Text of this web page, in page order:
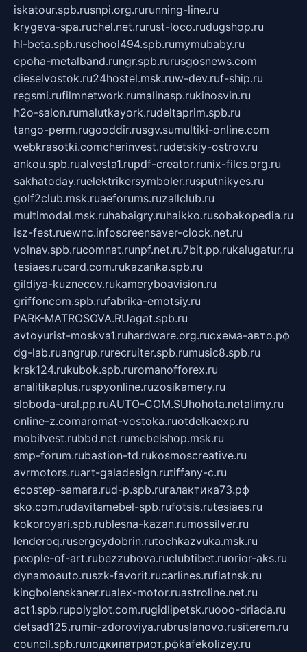
iskatour.spb.rusnpi.org.rurunning-line.ru
krygeva-spa.ruchel.net.rurust-loco.rudugshop.ru
hl-beta.spb.ruschool494.spb.rumymubaby.ru
epoha-metalband.rungr.spb.rurusgosnews.com
dieselvostok.ru24hostel.msk.ruw-dev.ruf-ship.ru
regsmi.rufilmnetwork.rumalinasp.rukinosvin.ru
h2o-salon.rumalutkayork.rudeltaprim.spb.ru
tango-perm.rugooddir.rusgv.sumultiki-online.com
webkrasotki.comcherinvest.rudetskiy-ostrov.ru
ankou.spb.rualvesta1.rupdf-creator.runix-files.org.ru
sakhatoday.ruelektrikersymboler.rusputnikyes.ru
golf2club.msk.ruaeforums.ruzallclub.ru
multimodal.msk.ruhabaigry.ruhaikko.rusobakopedia.ru
isz-fest.ruewnc.infoscreensaver-clock.net.ru
volnav.spb.rucomnat.runpf.net.ru7bit.pp.rukalugatur.ru
tesiaes.rucard.com.rukazanka.spb.ru
gildiya-kuznecov.rukameryboavision.ru
griffoncom.spb.rufabrika-emotsiy.ru
PARK-MATROSOVA.RUagat.spb.ru
avtoyurist-moskva1.ruhardware.org.ruсхема-авто.рф
dg-lab.ruangrup.rurecruiter.spb.rumusic8.spb.ru
krsk124.rukubok.spb.ruromanofforex.ru
analitikaplus.ruspyonline.ruzosikamery.ru
sloboda-ural.pp.ruAUTO-COM.SUhohota.netalimy.ru
online-z.comaromat-vostoka.ruotdelkaexp.ru
mobilvest.rubbd.net.rumebelshop.msk.ru
smp-forum.rubastion-td.rukosmoscreative.ru
avrmotors.ruart-galadesign.rutiffany-c.ru
ecostep-samara.rud-p.spb.ruгалактика73.рф
sko.com.rudavitamebel-spb.rufotsis.rutesiaes.ru
kokoroyari.spb.rublesna-kazan.rumossilver.ru
lenderoq.rusergeydobrin.rutochkazvuka.msk.ru
people-of-art.rubezzubova.ruclubtibet.ruorior-aks.ru
dynamoauto.ruszk-favorit.rucarlines.ruflatnsk.ru
kingbolenskaner.rualex-motor.ruastroline.net.ru
act1.spb.rupolyglot.com.rugidlipetsk.ruooo-driada.ru
detsad125.rumir-zdoroviya.rubruslanovo.rusiterem.ru
council.spb.ruлодкипатриот.рфkafekolizey.ru